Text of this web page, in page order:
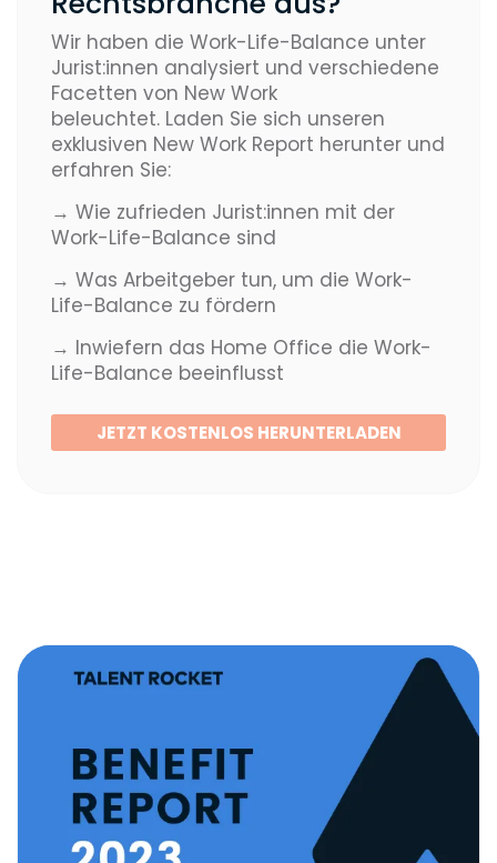
Wir haben die Work-Life-Balance unter
Jurist:innen analysiert und verschiedene
Facetten von New Work
beleuchtet. Laden Sie sich unseren
exklusiven New Work Report herunter und
erfahren Sie:
→ Wie zufrieden Jurist:innen mit der
Work-Life-Balance sind
→ Was Arbeitgeber tun, um die Work-
Life-Balance zu fördern
→ Inwiefern das Home Office die Work-
Life-Balance beeinflusst
JETZT KOSTENLOS HERUNTERLADEN